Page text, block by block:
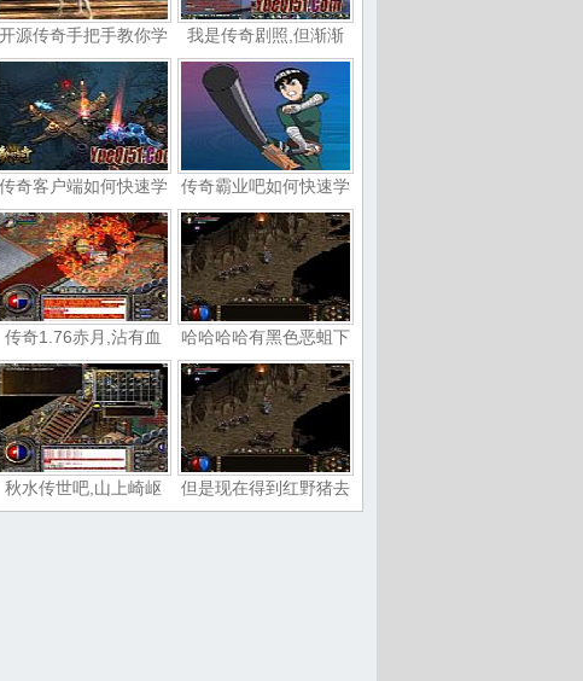
开源传奇手把手教你学 我是传奇剧照,但渐渐
传奇客户端如何快速学 传奇霸业吧如何快速学
传奇1.76赤月,沾有血 哈哈哈哈有黑色恶蛆下
秋水传世吧,山上崎岖 但是现在得到红野猪去